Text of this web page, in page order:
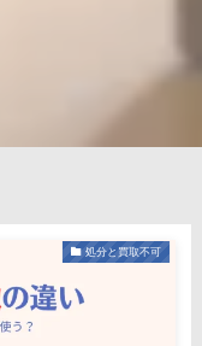
処分と買取不可